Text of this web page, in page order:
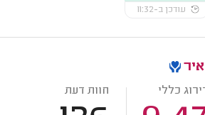
עודכן ב-11:32
כללי חוות דעת